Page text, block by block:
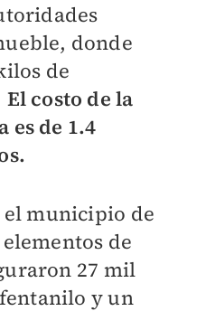
donde
de
El costo de la
es de 1.4
el municipio de
de
27 mil
y un